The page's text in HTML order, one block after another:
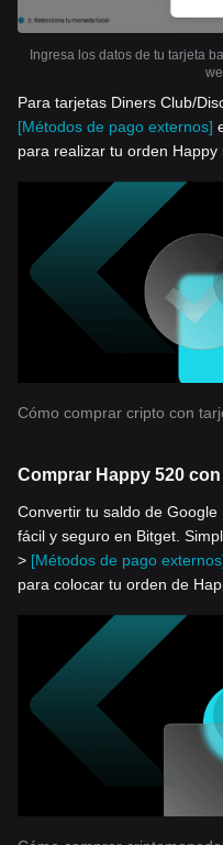
Ingresa los datos de tu tarjeta
Para tarjetas Diners Club/
[Métodos de pago externos]
para realizar tu orden Happy
Cómo comprar cripto con
Comprar Happy 520
Convertir tu saldo de
fácil y seguro en Bitget.
> [Métodos de pago
para colocar tu orden de